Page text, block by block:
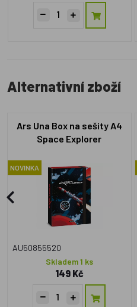
Alternativní zboží
Ars Una Box na sešity A4
Space Explorer
NOVINKA
AU50855520
Skladem 1 ks
149 Kč